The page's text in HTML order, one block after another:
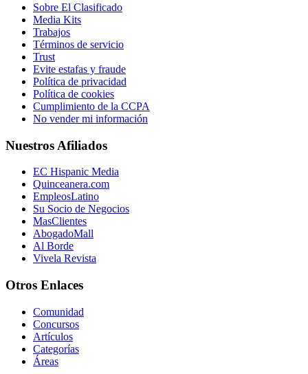
Sobre El Clasificado
Media Kits
Trabajos
Términos de servicio
Trust
Evite estafas y fraude
Política de privacidad
Política de cookies
Cumplimiento de la CCPA
No vender mi información
Nuestros Afiliados
EC Hispanic Media
Quinceanera.com
EmpleosLatino
Su Socio de Negocios
MasClientes
AbogadoMall
Al Borde
Vivela Revista
Otros Enlaces
Comunidad
Concursos
Artículos
Categorías
Áreas